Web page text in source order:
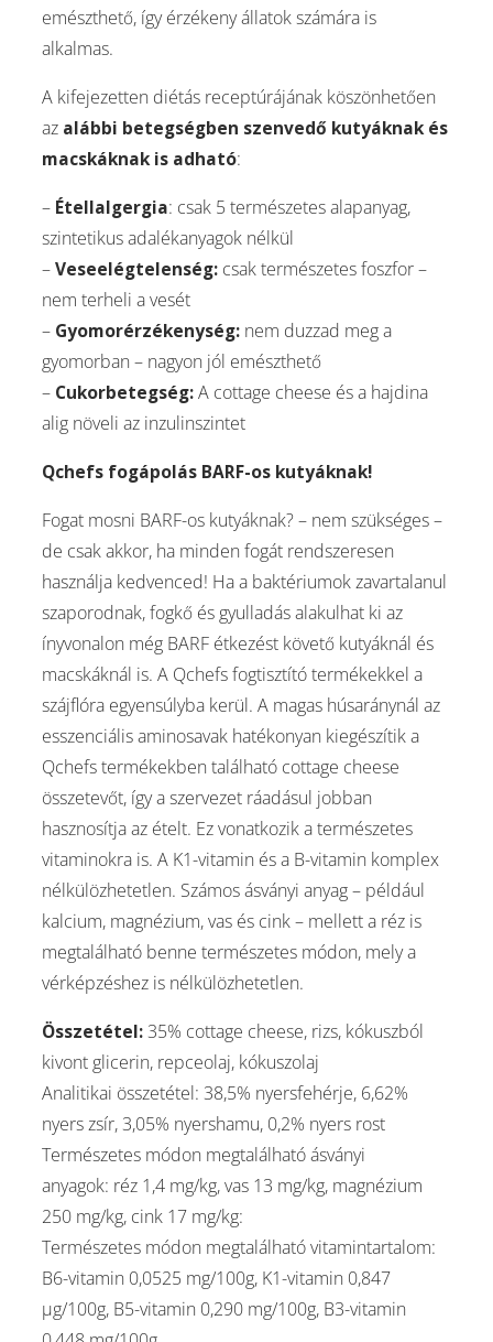
emészthető, így érzékeny állatok számára is
alkalmas.
A kifejezetten diétás receptúrájának köszönhetően
az alábbi betegségben szenvedő kutyáknak és
macskáknak is adható:
– Étellalgergia: csak 5 természetes alapanyag,
szintetikus adalékanyagok nélkül
–Veseelégtelenség: csak természetes foszfor –
nem terheli a vesét
– Gyomorérzékenység: nem duzzad meg a
gyomorban – nagyon jól emészthető
– Cukorbetegség:A cottage cheese és a hajdina
alig növeli az inzulinszintet
Qchefs fogápolás BARF-os kutyáknak!
Fogat mosni BARF-os kutyáknak? – nem szükséges –
de csak akkor, ha minden fogát rendszeresen
használja kedvenced! Ha a baktériumok zavartalanul
szaporodnak, fogkő és gyulladás alakulhat ki az
ínyvonalon még BARF étkezést követő kutyáknál és
macskáknál is. A Qchefs fogtisztító termékekkel a
szájflóra egyensúlyba kerül. A magas húsaránynál az
esszenciális aminosavak hatékonyan kiegészítik a
Qchefs termékekben található cottage cheese
összetevőt, így a szervezet ráadásul jobban
hasznosítja az ételt. Ez vonatkozik a természetes
vitaminokra is. A K1-vitamin és a B-vitamin komplex
nélkülözhetetlen. Számos ásványi anyag – például
kalcium, magnézium, vas és cink – mellett a réz is
megtalálható benne természetes módon, mely a
vérképzéshez is nélkülözhetetlen.
Összetétel: 35% cottage cheese, rizs, kókuszból
kivont glicerin, repceolaj, kókuszolaj
Analitikai összetétel: 38,5% nyersfehérje, 6,62%
nyers zsír, 3,05% nyershamu, 0,2% nyers rost
Természetes módon megtalálható ásványi
anyagok: réz 1,4 mg/kg, vas 13 mg/kg, magnézium
250 mg/kg, cink 17 mg/kg:
Természetes módon megtalálható vitamintartalom:
B6-vitamin 0,0525 mg/100g, K1-vitamin 0,847
µg/100g, B5-vitamin 0,290 mg/100g, B3-vitamin